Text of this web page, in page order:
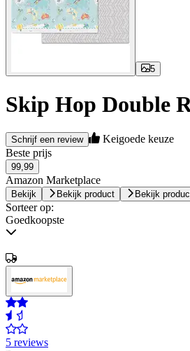
5
Skip Hop Double
Schrijf een review
Keigoede keuze
Beste prijs
99,99
Amazon Marketplace
Bekijk Bekijk product Bekijk
Sorteer op:
Goedkoopste
5 reviews